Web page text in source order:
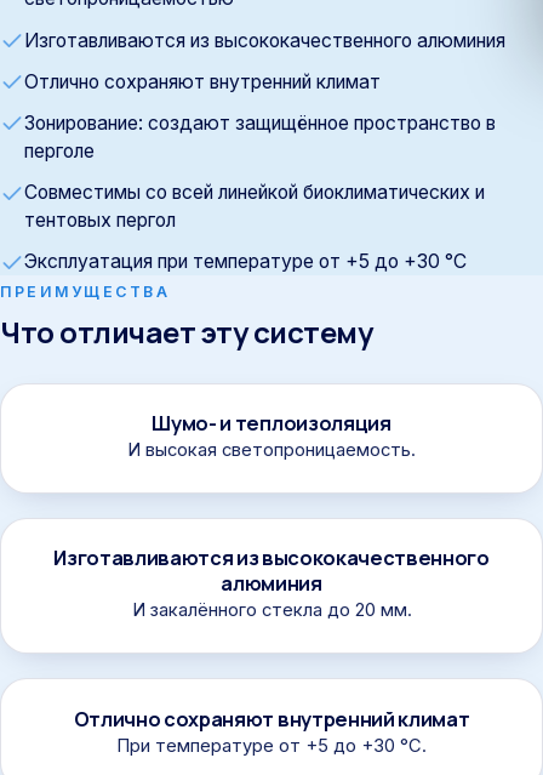
Изготавливаются из высококачественного алюминия
Отлично сохраняют внутренний климат
Зонирование: создают защищённое пространство в
перголе
Совместимы со всей линейкой биоклиматических и
тентовых пергол
Эксплуатация при температуре от +5 до +30 °C
ПРЕИМУЩЕСТВА
Что отличает эту систему
Шумо- и теплоизоляция
И высокая светопроницаемость.
Изготавливаются из высококачественного
алюминия
И закалённого стекла до 20 мм.
Отлично сохраняют внутренний климат
При температуре от +5 до +30 °C.